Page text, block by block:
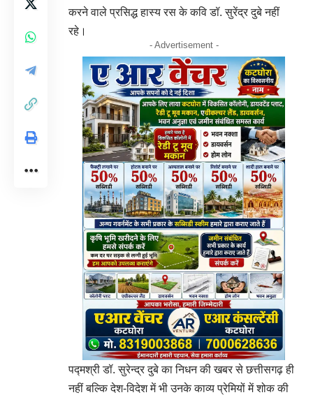
करने वाले प्रसिद्ध हास्य रस के कवि डॉ. सुरेंद्र दुबे नहीं
रहे।
- Advertisement -
पद्मश्री डॉ. सुरेन्द्र दुबे का निधन की खबर से छत्तीसगढ़ ही
नहीं बल्कि देश-विदेश में भी उनके काव्य प्रेमियों में शोक की